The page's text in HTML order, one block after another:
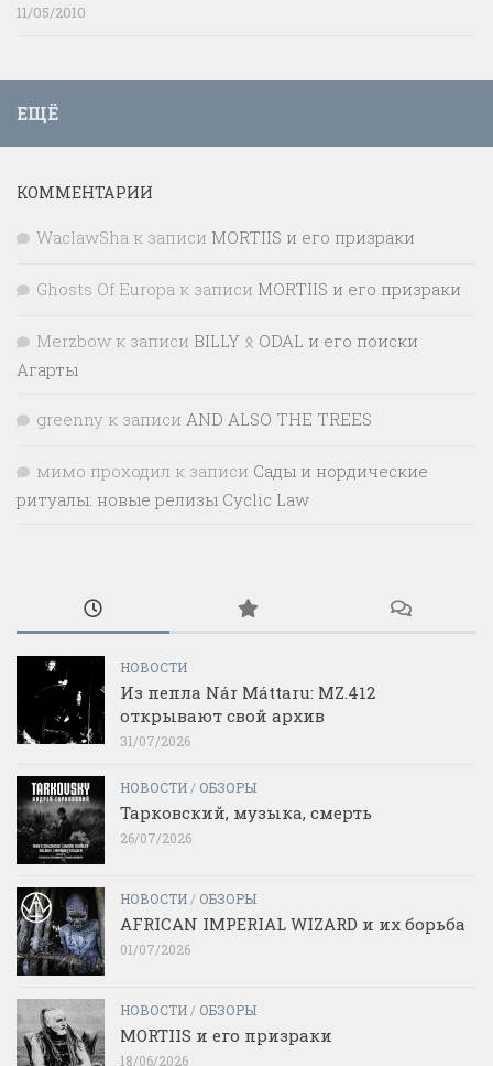
11/05/2010
ЕЩЁ
КОММЕНТАРИИ
WaclawSha к записи MORTIIS и его призраки
Ghosts Of Europa к записи MORTIIS и его призраки
Merzbow к записи BILLY ᛟ ODAL и его поиски
Агарты
greenny к записи AND ALSO THE TREES
мимо проходил к записи Сады и нордические
ритуалы: новые релизы Cyclic Law
НОВОСТИ
Из пепла Nár Máttaru: MZ.412
открывают свой архив
31/07/2026
НОВОСТИ / ОБЗОРЫ
Тарковский, музыка, смерть
26/07/2026
НОВОСТИ / ОБЗОРЫ
AFRICAN IMPERIAL WIZARD и их борьба
01/07/2026
НОВОСТИ / ОБЗОРЫ
MORTIIS и его призраки
18/06/2026